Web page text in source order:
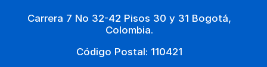
Carrera 7 No 32-42 Pisos 30 y 31 Bogotá,
Colombia.
Código Postal: 110421